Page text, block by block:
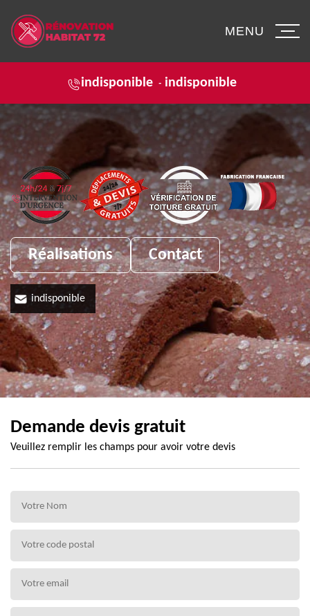
indisponible - indisponible
MENU
Réalisations Contact
indisponible
Demande devis gratuit
Veuillez remplir les champs pour avoir votre devis